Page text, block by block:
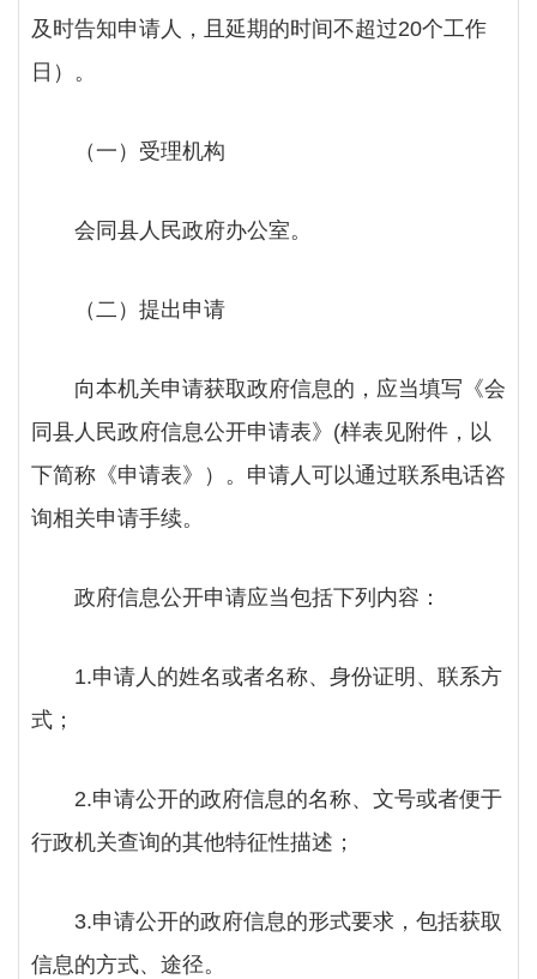
及时告知申请人，且延期的时间不超过20个工作
日）。
（一） 受理机构
会同县人民政府办公室。
（二）提出申请
向本机关申请获取政府信息的，应当填写《会
同县人民政府信息公开申请表》 (样表见附件，以
下简称《申请表》
） 。申请人可以通过联系电话咨
询相关申请手续。
政府信息公开申请应当包括下列内容：
1.申请人的姓名或者名称、身份证明、联系方
式；
2.申请公开的政府信息的名称、文号或者便于
行政机关查询的其他特征性描述；
3.申请公开的政府信息的形式要求，包括获取
信息的方式、途径。